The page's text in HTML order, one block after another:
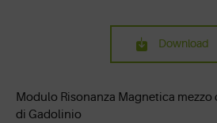
Download
Modulo Risonanza Magnetica mezzo
di Gadolinio